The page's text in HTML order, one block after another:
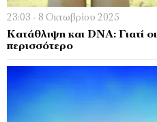
23:03 - 8 Οκτωβρίου 2025
Κατάθλιψη και DNA: Γιατί
περισσότερο